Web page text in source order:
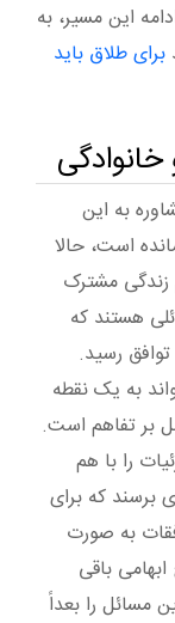
این مسیر، به
برای طلاق باید
به این
است، حالا
مشترک
هستند که
رسید.
به یک نقطه
بر تفاهم است.
را با هم
برسند که برای
به صورت
باقی
مسائل را بعداً